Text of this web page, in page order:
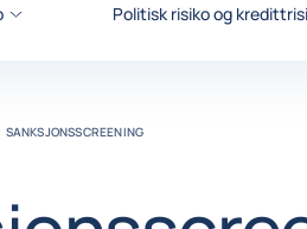
Politisk risiko og
SANKSJONSSCREENING